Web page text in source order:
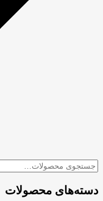
جستجو
دسته‌های محصولات